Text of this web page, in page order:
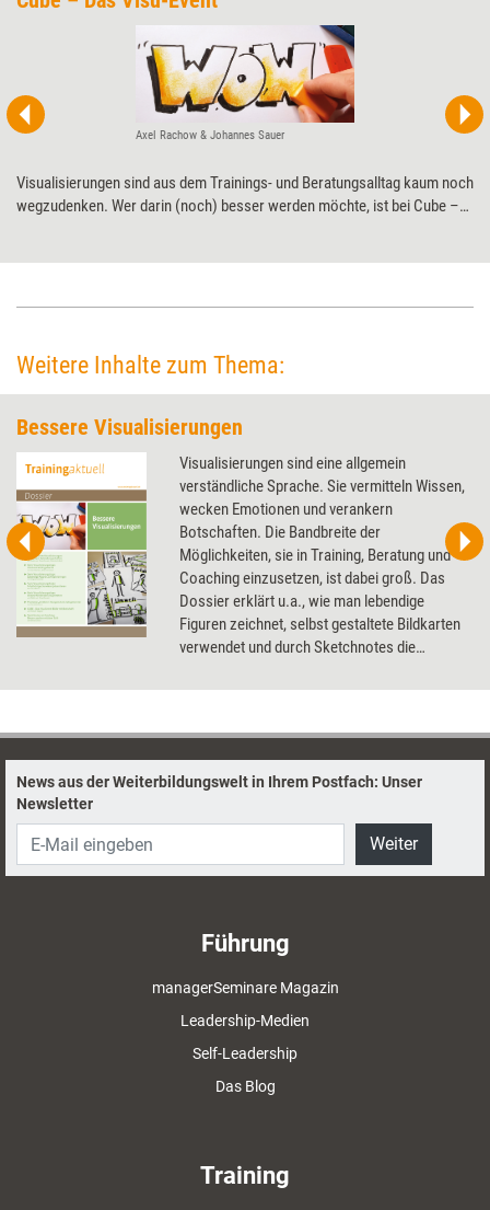
Axel Rachow & Johannes Sauer
Visualisierungen sind aus dem Trainings- und Beratungsalltag kaum noch
wegzudenken. Wer darin (noch) besser werden möchte, ist bei Cube –
Weitere Inhalte zum Thema:
Bessere Visualisierungen
Visualisierungen sind eine allgemein
verständliche Sprache. Sie vermitteln Wissen,
wecken Emotionen und verankern
Botschaften. Die Bandbreite der
Möglichkeiten, sie in Training, Beratung und
Coaching einzusetzen, ist dabei groß. Das
Dossier erklärt u.a., wie man lebendige
Figuren zeichnet, selbst gestaltete Bildkarten
verwendet und durch Sketchnotes die
News aus der Weiterbildungswelt in Ihrem Postfach: Unser
Newsletter
Weiter
Führung
managerSeminare Magazin
Leadership-Medien
Self-Leadership
Das Blog
Training